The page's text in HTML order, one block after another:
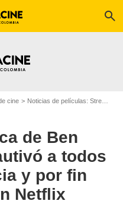
search
cine Noticias de películas: Streaming
de Ben
a todos
y por fin
Netflix